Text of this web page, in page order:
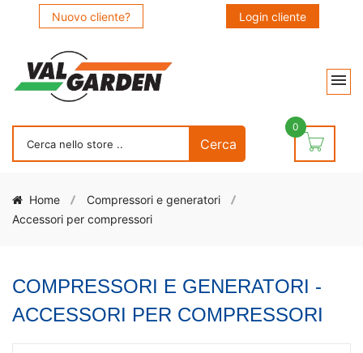
Nuovo cliente? Login cliente
0
Home
Compressori e generatori
Accessori per compressori
COMPRESSORI E GENERATORI -
ACCESSORI PER COMPRESSORI